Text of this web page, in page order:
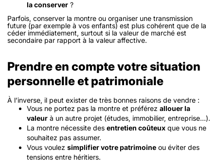
la conserver ?
Parfois, conserver la montre ou organiser une transmission
future (par exemple à vos enfants) est plus cohérent que de la
céder immédiatement, surtout si la valeur de marché est
secondaire par rapport à la valeur affective.
Prendre en compte votre situation
personnelle et patrimoniale
À l’inverse, il peut exister de très bonnes raisons de vendre :
Vous ne portez pas la montre et préférez allouer la
valeur à un autre projet (études, immobilier, entreprise…).
La montre nécessite des entretien coûteux que vous ne
souhaitez pas assumer.
Vous voulez simplifier votre patrimoine ou éviter des
tensions entre héritiers.